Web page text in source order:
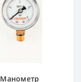
Манометр